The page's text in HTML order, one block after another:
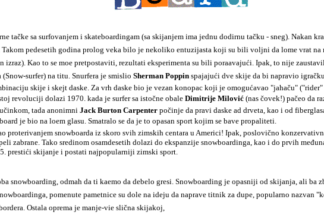
tačke sa surfovanjemi skateboardingam (sa skijanjem ima jednu dodirnu tačku - sneg). Nakan
pedesetih godina prolog veka bilo je nekoliko entuzijasta koji su bili voljni da lome vrat na
izraz). Kao to se moe pretpostaviti, rezultati eksperimenta su bili poraavajući. Ipak, to nije
surfer) na titu. Snurfera je smislio Sherman Poppin spajajući dve skije da bi napravio
skije i skejt daske. Za vrh daske bio je vezan konopac koji je omogućavao "jahaču" ("rider"
revoluciji dolazi 1970. kada je surfer sa istočne obale Dimitrije Milović (nas čovek!) pačeo da
tada anonimni Jack Burton Carpenter počinje da pravi daske ad drveta, kao i od
je bio na loem glasu. Smatralo se da je to opasan sport kojim se bave propaliteti.
proterivanjem snowboarda iz skoro svih zimskih centara u Americi! Ipak, poslovično
zabrane. Tako sredinom osamdesetih dolazi do ekspanzije snowboardinga, kao i do prvih
prestići skijanje i postati najpopularniji zimski sport.
snowboarding, odmah da ti kaemo da debelo gresi. Snowboarding je opasniji od skijanja, ali
pomenute pametnice su dole na ideju da naprave titnik za dupe, popularno
Ostala oprema je manje-vie slična skijakoj,